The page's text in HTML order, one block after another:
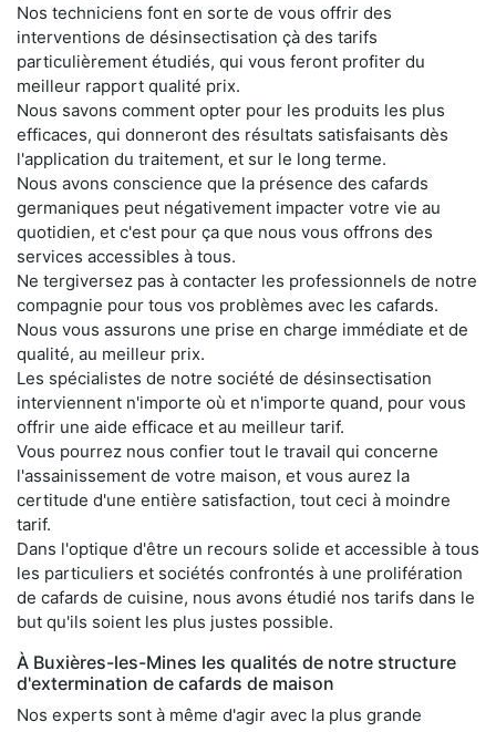
Nos techniciens font en sorte de vous offrir des
interventions de désinsectisation çà des tarifs
particulièrement étudiés, qui vous feront profiter du
meilleur rapport qualité prix.
Nous savons comment opter pour les produits les plus
efficaces, qui donneront des résultats satisfaisants dès
l'application du traitement, et sur le long terme.
Nous avons conscience que la présence des cafards
germaniques peut négativement impacter votre vie au
quotidien, et c'est pour ça que nous vous offrons des
services accessibles à tous.
Ne tergiversez pas à contacter les professionnels de notre
compagnie pour tous vos problèmes avec les cafards.
Nous vous assurons une prise en charge immédiate et de
qualité, au meilleur prix.
Les spécialistes de notre société de désinsectisation
interviennent n'importe où et n'importe quand, pour vous
offrir une aide efficace et au meilleur tarif.
Vous pourrez nous confier tout le travail qui concerne
l'assainissement de votre maison, et vous aurez la
certitude d'une entière satisfaction, tout ceci à moindre
tarif.
Dans l'optique d'être un recours solide et accessible à tous
les particuliers et sociétés confrontés à une prolifération
de cafards de cuisine, nous avons étudié nos tarifs dans le
but qu'ils soient les plus justes possible.
À Buxières-les-Mines les qualités de notre structure
d'extermination de cafards de maison
Nos experts sont à même d'agir avec la plus grande